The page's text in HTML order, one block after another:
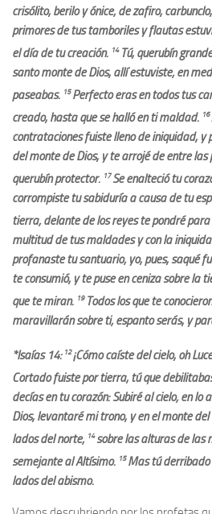
crisólito, berilo y ónice; de zafiro,
primores de tus tamboriles y flautas
el día de tu creación. 14 Tú, querubín
santo monte de Dios, allí estuviste; en
paseabas. 15Perfecto eras en todos tus
creado, hasta que se halló en ti maldad. 16
contrataciones fuiste lleno de iniquidad, y
del monte de Dios, y te arrojé de entre las
querubín protector. 17Se enalteció tu
corrompiste tu sabiduría a causa de tu
tierra; delante de los reyes te pondré
multitud de tus maldades y con la
profanaste tu santuario; yo, pues, saqué
te consumió, y te puse en ceniza sobre la
que te miran. 19 Todos los que te
maravillarán sobre ti; espanto serás, y
*Isaías 14: 12¡Cómo caíste del cielo, oh
Cortado fuiste por tierra, tú que
decías en tu corazón: Subiré al cielo; en lo
Dios, levantaré mi trono, y en el monte
lados del norte; 14sobre las alturas de las
semejante al Altísimo. 15Mas tú derribado
lados del abismo.